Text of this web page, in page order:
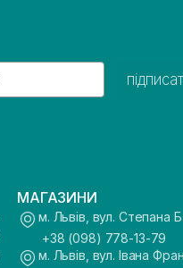
МАГАЗИНИ
м. Львів, вул. Степана
+38 (098) 778-13-79
м. Львів, вул. Івана